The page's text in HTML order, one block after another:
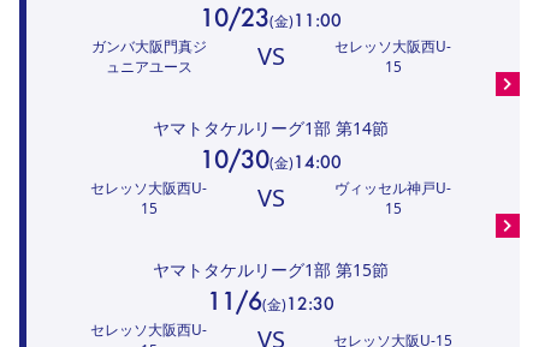
10/23(金)11:00
セレッソ大阪西U-
15
VS
ガンバ大阪門真ジ
ュニアユース
ヤマトタケルリーグ1部 第14節
10/30(金)14:00
セレッソ大阪西U-
15
VS
ヴィッセル神戸U-
15
ヤマトタケルリーグ1部 第15節
11/6(金)12:30
セレッソ大阪西U-
VS セレッソ大阪U-15